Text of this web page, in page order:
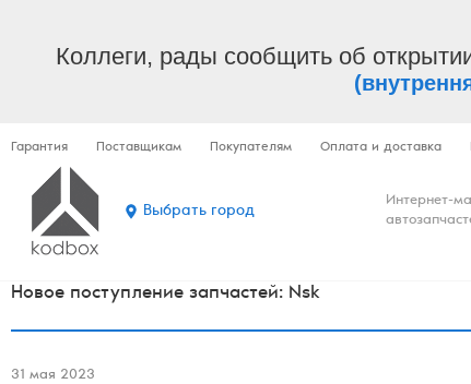
Коллеги, рады сообщить об
Гарантия Поставщикам Покупателям Оплата и доставка
Выбрать город
Интернет-
Новое поступление запчастей: Nsk
31 мая 2023